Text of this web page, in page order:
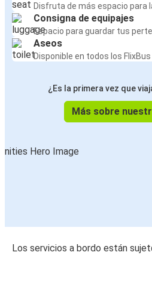
Disfruta de más espacio para
Consigna de equipajes
Espacio para guardar tus
Aseos
Disponible en todos los FlixBus
¿Es la primera vez que
Más sobre
Los servicios a bordo están